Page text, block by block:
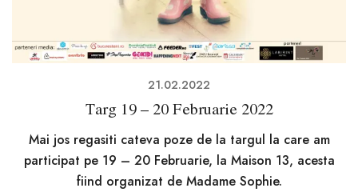
21.02.2022
Targ 19 – 20 Februarie 2022
Mai jos regasiti cateva poze de la targul la care am
participat pe 19 – 20 Februarie, la Maison 13, acesta
fiind organizat de Madame Sophie.